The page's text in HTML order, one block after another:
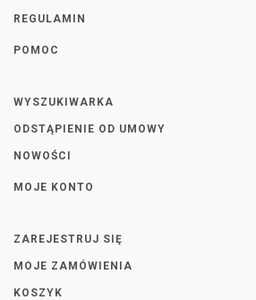
REGULAMIN
POMOC
WYSZUKIWARKA
ODSTĄPIENIE OD UMOWY
NOWOŚCI
MOJE KONTO
ZAREJESTRUJ SIĘ
MOJE ZAMÓWIENIA
KOSZYK